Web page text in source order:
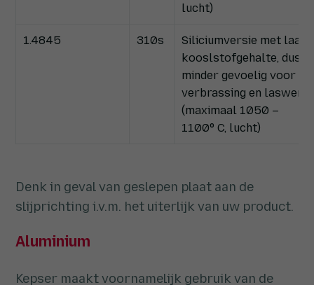
lucht)
1.4845 310s
Siliciumversie met laag
kooslstofgehalte, dus
minder gevoelig voor
verbrassing en laswerk.
(maximaal 1050 –
1100° C, lucht)
Denk in geval van geslepen plaat aan de
slijprichting i.v.m. het uiterlijk van uw product.
Aluminium
Kepser maakt voornamelijk gebruik van de